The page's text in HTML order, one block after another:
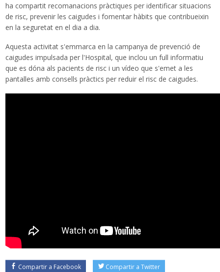
ha compartit recomanacions pràctiques per identificar situacions
de risc, prevenir les caigudes i fomentar hàbits que contribueixin
en la seguretat en el dia a dia.
Aquesta activitat s'emmarca en la campanya de prevenció de
caigudes impulsada per l'Hospital, que inclou un full informatiu
que es dóna als pacients de risc i un vídeo que s'emet a les
pantalles amb consells pràctics per reduir el risc de caigudes.
Compartir a Facebook Compartir a Twitter